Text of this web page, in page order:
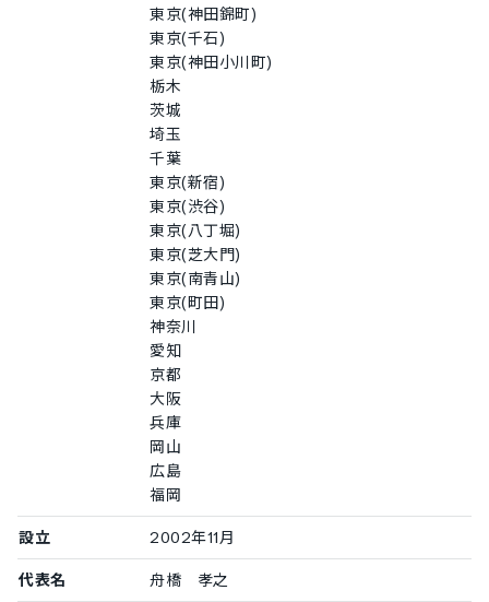
東京(神田錦町)
東京(千石)
東京(神田小川町)
栃木
茨城
埼玉
千葉
東京(新宿)
東京(渋谷)
東京(八丁堀)
東京(芝大門)
東京(南青山)
東京(町田)
神奈川
愛知
京都
大阪
兵庫
岡山
広島
福岡
設立 2002年11月
代表名 舟橋 孝之